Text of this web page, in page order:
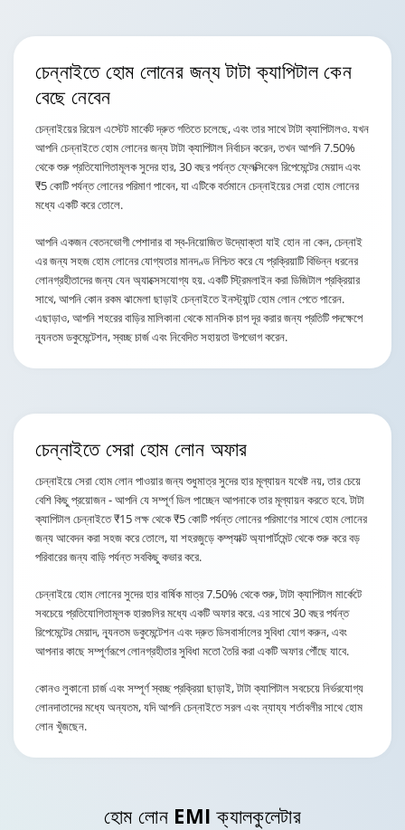
চেন্নাইতে হোম লোনের জন্য টাটা ক্যাপিটাল কেন
বেছে নেবেন
চেন্নাইয়ের রিয়েল এস্টেট মার্কেট দ্রুত গতিতে চলেছে, এবং তার সাথে টাটা ক্যাপিটালও. যখন
আপনি চেন্নাইতে হোম লোনের জন্য টাটা ক্যাপিটাল নির্বাচন করেন, তখন আপনি 7.50%
থেকে শুরু প্রতিযোগিতামূলক সুদের হার, 30 বছর পর্যন্ত ফ্লেক্সিবেল রিপেমেন্টের মেয়াদ এবং
₹5 কোটি পর্যন্ত লোনের পরিমাণ পাবেন, যা এটিকে বর্তমানে চেন্নাইয়ের সেরা হোম লোনের
মধ্যে একটি করে তোলে.
আপনি একজন বেতনভোগী পেশাদার বা স্ব-নিয়োজিত উদ্যোক্তা যাই হোন না কেন, চেন্নাই
এর জন্য সহজ হোম লোনের যোগ্যতার মানদণ্ড নিশ্চিত করে যে প্রক্রিয়াটি বিভিন্ন ধরনের
লোনগ্রহীতাদের জন্য যেন অ্যাক্সেসযোগ্য হয়. একটি স্ট্রিমলাইন করা ডিজিটাল প্রক্রিয়ার
সাথে, আপনি কোন রকম ঝামেলা ছাড়াই চেন্নাইতে ইনস্ট্যান্ট হোম লোন পেতে পারেন.
এছাড়াও, আপনি শহরের বাড়ির মালিকানা থেকে মানসিক চাপ দূর করার জন্য প্রতিটি পদক্ষেপে
ন্যূনতম ডকুমেন্টেশন, স্বচ্ছ চার্জ এবং নিবেদিত সহায়তা উপভোগ করেন.
চেন্নাইতেসেরা হোম লোন অফার
চেন্নাইয়ে সেরা হোম লোন পাওয়ার জন্য শুধুমাত্র সুদের হার মূল্যায়ন যথেষ্ট নয়, তার চেয়ে
বেশি কিছু প্রয়োজন - আপনি যে সম্পূর্ণ ডিল পাচ্ছেন আপনাকে তার মূল্যায়ন করতে হবে. টাটা
ক্যাপিটাল চেন্নাইতে ₹15 লক্ষ থেকে ₹5 কোটি পর্যন্ত লোনের পরিমাণের সাথে হোম লোনের
জন্য আবেদন করা সহজ করে তোলে, যা শহরজুড়ে কম্প্যাক্ট অ্যাপার্টমেন্ট থেকে শুরু করে বড়
পরিবারের জন্য বাড়ি পর্যন্ত সবকিছু কভার করে.
চেন্নাইয়ে হোম লোনের সুদের হার বার্ষিক মাত্র 7.50% থেকে শুরু, টাটা ক্যাপিটাল মার্কেটে
সবচেয়ে প্রতিযোগিতামূলক হারগুলির মধ্যে একটি অফার করে. এর সাথে 30 বছর পর্যন্ত
রিপেমেন্টের মেয়াদ, ন্যূনতম ডকুমেন্টেশন এবং দ্রুত ডিসবার্সালের সুবিধা যোগ করুন, এবং
আপনার কাছে সম্পূর্ণরূপে লোনগ্রহীতার সুবিধা মতো তৈরি করা একটি অফার পৌঁছে যাবে.
কোনও লুকানো চার্জ এবং সম্পূর্ণ স্বচ্ছ প্রক্রিয়া ছাড়াই, টাটা ক্যাপিটাল সবচেয়ে নির্ভরযোগ্য
লোনদাতাদের মধ্যে অন্যতম, যদি আপনি চেন্নাইতে সরল এবং ন্যায্য শর্তাবলীর সাথে হোম
লোন খুঁজছেন.
হোম লোন EMI ক্যালকুলেটার